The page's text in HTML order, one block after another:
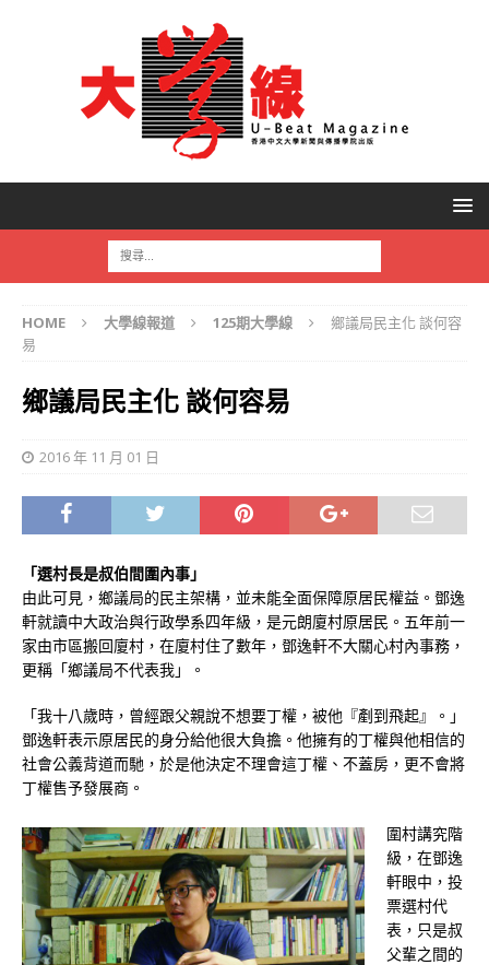
HOME 大學線報道 125期大學線
鄉議局民主化 談何容
易
鄉議局民主化 談何容易
2016 年 11 月 01 日
「選村長是叔伯間圍內事」
由此可見，鄉議局的民主架構，並未能全面保障原居民權益。鄧逸
軒就讀中大政治與行政學系四年級，是元朗廈村原居民。五年前一
家由市區搬回廈村，在廈村住了數年，鄧逸軒不大關心村內事務，
更稱「鄉議局不代表我」。
「我十八歲時，曾經跟父親說不想要丁權，被他『剷到飛起』。」
鄧逸軒表示原居民的身分給他很大負擔。他擁有的丁權與他相信的
社會公義背道而馳，於是他決定不理會這丁權、不蓋房，更不會將
丁權售予發展商。
圍村講究階
級，在鄧逸
軒眼中，投
票選村代
表，只是叔
父輩之間的